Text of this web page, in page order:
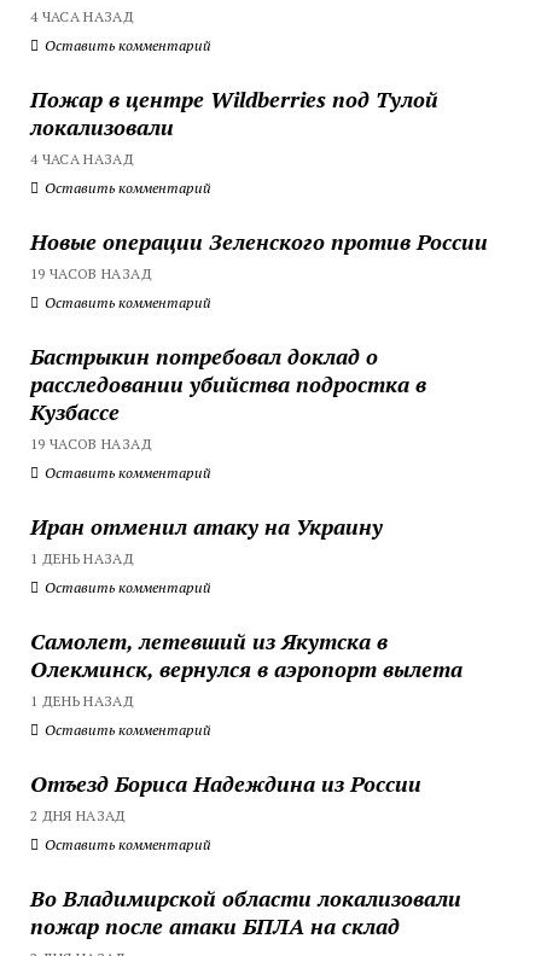
4 ЧАСА НАЗАД
Оставить комментарий
Пожар в центре Wildberries под Тулой
локализовали
4 ЧАСА НАЗАД
Оставить комментарий
Новые операции Зеленского против России
19 ЧАСОВ НАЗАД
Оставить комментарий
Бастрыкин потребовал доклад о
расследовании убийства подростка в
Кузбассе
19 ЧАСОВ НАЗАД
Оставить комментарий
Иран отменил атаку на Украину
1 ДЕНЬ НАЗАД
Оставить комментарий
Самолет, летевший из Якутска в
Олекминск, вернулся в аэропорт вылета
1 ДЕНЬ НАЗАД
Оставить комментарий
Отъезд Бориса Надеждина из России
2 ДНЯ НАЗАД
Оставить комментарий
Во Владимирской области локализовали
пожар после атаки БПЛА на склад